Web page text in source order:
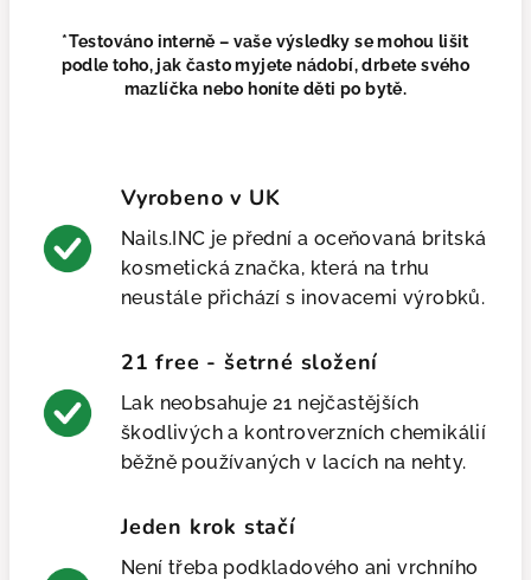
*Testováno interně – vaše výsledky se mohou lišit
podle toho, jak často myjete nádobí, drbete svého
mazlíčka nebo honíte děti po bytě.
Vyrobeno v UK
Nails.INC je přední a oceňovaná britská
kosmetická značka, která na trhu
neustále přichází s inovacemi výrobků.
21 free - šetrné složení
Lak neobsahuje 21 nejčastějších
škodlivých a kontroverzních chemikálií
běžně používaných v lacích na nehty.
Jeden krok stačí
Není třeba podkladového ani vrchního